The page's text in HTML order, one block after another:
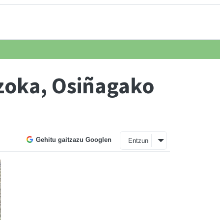
Osiñagako
Gehitu gaitzazu Googlen Entzun